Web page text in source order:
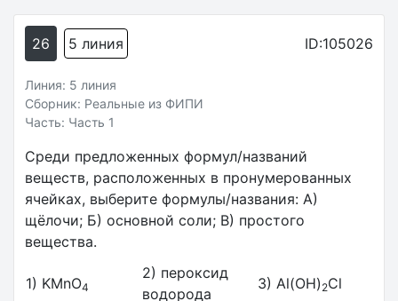
26 5 линия ID:105026
Линия: 5 линия
Сборник: Реальные из ФИПИ
Часть: Часть 1
Среди предложенных формул/названий
веществ, расположенных в пронумерованных
ячейках, выберите формулы/названия: А)
щёлочи; Б) основной соли; В) простого
вещества.
1) KMnO4
2) пероксид
водорода
3) Al(OH) 2Cl